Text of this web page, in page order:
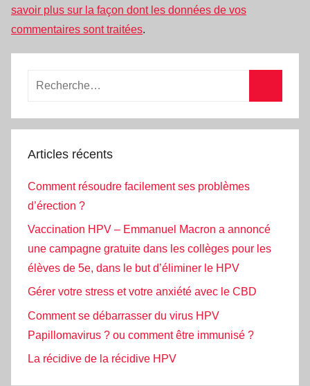
savoir plus sur la façon dont les données de vos
commentaires sont traitées.
Recherche
:
Articles récents
Comment résoudre facilement ses problèmes
d’érection ?
Vaccination HPV – Emmanuel Macron a annoncé
une campagne gratuite dans les collèges pour les
élèves de 5e, dans le but d’éliminer le HPV
Gérer votre stress et votre anxiété avec le CBD
Comment se débarrasser du virus HPV
Papillomavirus ? ou comment être immunisé ?
La récidive de la récidive HPV